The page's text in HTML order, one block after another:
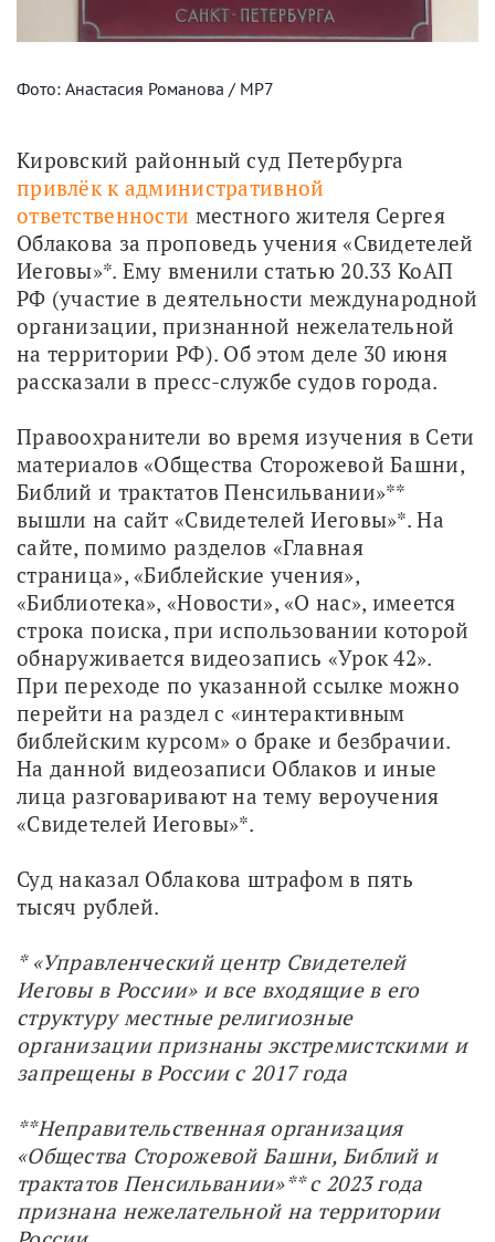
Фото: Анастасия Романова / МР7
привлёк к административной
ответственности местного жителя Сергея
Облакова за проповедь учения «Свидетелей
Иеговы»*. Ему вменили статью 20.33 КоАП
РФ (участие в деятельности международной
организации, признанной нежелательной
на территории РФ). Об этом деле 30 июня
рассказали в пресс-службе судов города.
Правоохранители во время изучения в Сети
материалов «Общества Сторожевой Башни,
Библий и трактатов Пенсильвании»**
вышли на сайт «Свидетелей Иеговы»*. На
сайте, помимо разделов «Главная
страница», «Библейские учения»,
«Библиотека», «Новости», «О нас», имеется
строка поиска, при использовании которой
обнаруживается видеозапись «Урок 42».
При переходе по указанной ссылке можно
перейти на раздел с «интерактивным
библейским курсом» о браке и безбрачии.
На данной видеозаписи Облаков и иные
лица разговаривают на тему вероучения
«Свидетелей Иеговы»*.
Суд наказал Облакова штрафом в пять
тысяч рублей.
* «Управленческий центр Свидетелей
Иеговы в России» и все входящие в его
структуру местные религиозные
организации признаны экстремистскими и
запрещены в России с 2017 года
**Неправительственная организация
«Общества Сторожевой Башни, Библий и
трактатов Пенсильвании»** с 2023 года
признана нежелательной на территории